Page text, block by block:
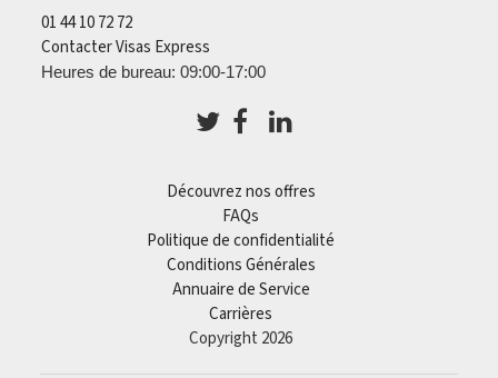
01 44 10 72 72
Contacter Visas Express
Heures de bureau: 09:00-17:00
Découvrez nos offres
FAQs
Politique de confidentialité
Conditions Générales
Annuaire de Service
Carrières
Copyright 2026